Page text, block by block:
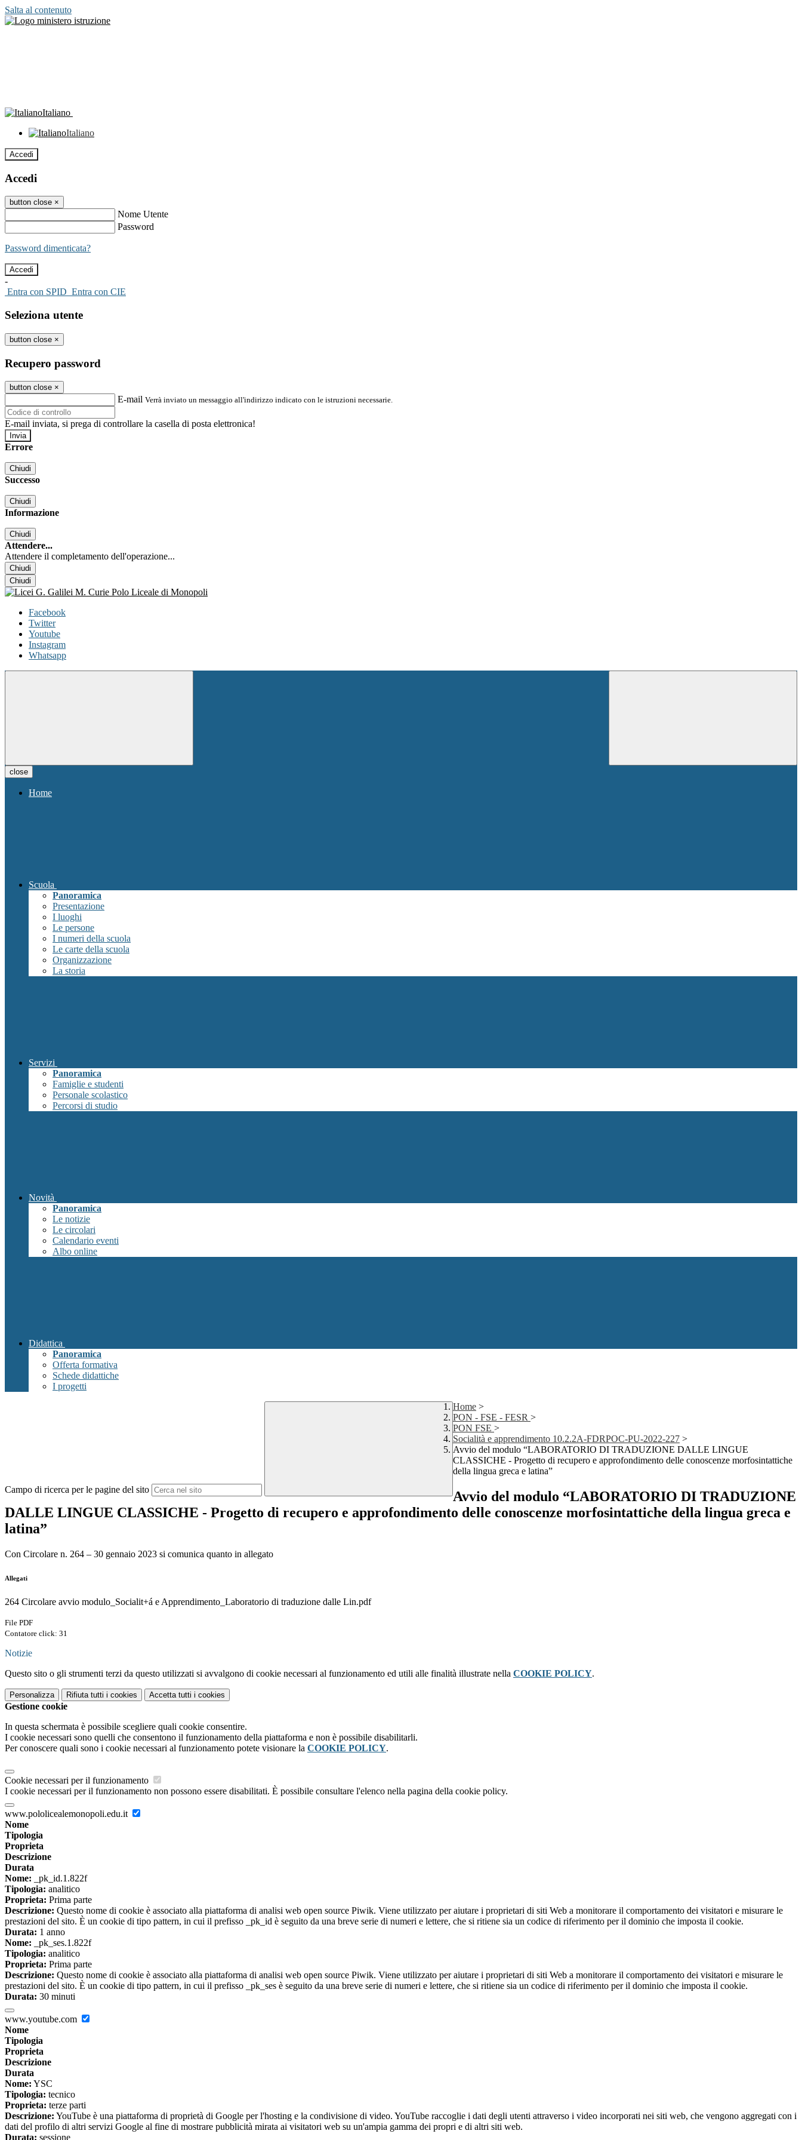
Salta al contenuto
Italiano
Italiano
Accedi
Accedi
button close ×
Nome Utente
Password
Password dimenticata?
-
Entra con SPID Entra con CIE
Seleziona utente
button close ×
Recupero password
button close ×
E-mail Verrà inviato un messaggio all'indirizzo indicato con le istruzioni necessarie.
E-mail inviata, si prega di controllare la casella di posta elettronica!
Errore
Chiudi
Successo
Chiudi
Informazione
Chiudi
Attendere...
Attendere il completamento dell'operazione...
Chiudi
Chiudi
Facebook
Twitter
Youtube
Instagram
Whatsapp
close
Home
Scuola
Panoramica
Presentazione
I luoghi
Le persone
I numeri della scuola
Le carte della scuola
Organizzazione
La storia
Servizi
Panoramica
Famiglie e studenti
Personale scolastico
Percorsi di studio
Novità
Panoramica
Le notizie
Le circolari
Calendario eventi
Albo online
Didattica
Panoramica
Offerta formativa
Schede didattiche
I progetti
Campo di ricerca per le pagine del sito
Home >
PON - FSE - FESR >
PON FSE >
Socialità e apprendimento 10.2.2A-FDRPOC-PU-2022-227 >
Avvio del modulo “LABORATORIO DI TRADUZIONE DALLE LINGUE
CLASSICHE - Progetto di recupero e approfondimento delle conoscenze morfosintattiche
della lingua greca e latina”
Avvio del modulo “LABORATORIO DI TRADUZIONE
DALLE LINGUE CLASSICHE - Progetto di recupero e approfondimento delle conoscenze morfosintattiche della lingua greca e
latina”
Con Circolare n. 264 – 30 gennaio 2023 si comunica quanto in allegato
Allegati
264 Circolare avvio modulo_Socialit+á e Apprendimento_Laboratorio di traduzione dalle Lin.pdf
File PDF
Contatore click: 31
Notizie
Questo sito o gli strumenti terzi da questo utilizzati si avvalgono di cookie necessari al funzionamento ed utili alle finalità illustrate nella COOKIE POLICY.
Personalizza Rifiuta tutti i cookies Accetta tutti i cookies
Gestione cookie
In questa schermata è possibile scegliere quali cookie consentire.
I cookie necessari sono quelli che consentono il funzionamento della piattaforma e non è possibile disabilitarli.
Per conoscere quali sono i cookie necessari al funzionamento potete visionare la COOKIE POLICY.
Cookie necessari per il funzionamento
I cookie necessari per il funzionamento non possono essere disabilitati. È possibile consultare l'elenco nella pagina della cookie policy.
www.pololicealemonopoli.edu.it
Nome
Tipologia
Proprieta
Descrizione
Durata
Nome: _pk_id.1.822f
Tipologia: analitico
Proprieta: Prima parte
Descrizione: Questo nome di cookie è associato alla piattaforma di analisi web open source Piwik. Viene utilizzato per aiutare i proprietari di siti Web a monitorare il comportamento dei visitatori e misurare le
prestazioni del sito. È un cookie di tipo pattern, in cui il prefisso _pk_id è seguito da una breve serie di numeri e lettere, che si ritiene sia un codice di riferimento per il dominio che imposta il cookie.
Durata: 1 anno
Nome: _pk_ses.1.822f
Tipologia: analitico
Proprieta: Prima parte
Descrizione: Questo nome di cookie è associato alla piattaforma di analisi web open source Piwik. Viene utilizzato per aiutare i proprietari di siti Web a monitorare il comportamento dei visitatori e misurare le
prestazioni del sito. È un cookie di tipo pattern, in cui il prefisso _pk_ses è seguito da una breve serie di numeri e lettere, che si ritiene sia un codice di riferimento per il dominio che imposta il cookie.
Durata: 30 minuti
www.youtube.com
Nome
Tipologia
Proprieta
Descrizione
Durata
Nome: YSC
Tipologia: tecnico
Proprieta: terze parti
Descrizione: YouTube è una piattaforma di proprietà di Google per l'hosting e la condivisione di video. YouTube raccoglie i dati degli utenti attraverso i video incorporati nei siti web, che vengono aggregati con i
dati del profilo di altri servizi Google al fine di mostrare pubblicità mirata ai visitatori web su un'ampia gamma dei propri e di altri siti web.
Durata: sessione